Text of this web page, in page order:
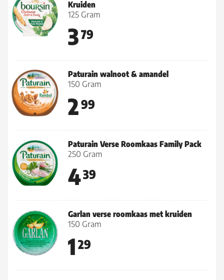
Kruiden
125 Gram
379
Paturain walnoot & amandel
150 Gram
299
Paturain Verse Roomkaas Family Pack
250 Gram
439
Garlan verse roomkaas met kruiden
150 Gram
1 29